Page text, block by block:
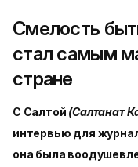
Смелость
стал самым
стране
С Салтой (Салтанат
интервью для
она была